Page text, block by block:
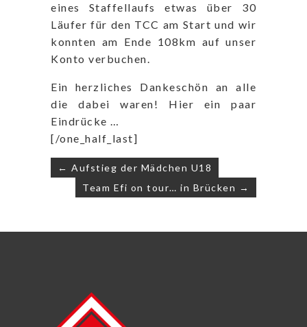
eines Staffellaufs etwas über 30
Läufer für den TCC am Start und wir
konnten am Ende 108km auf unser
Konto verbuchen.
Ein herzliches Dankeschön an alle
die dabei waren! Hier ein paar
Eindrücke …
[/one_half_last]
Beitragsnavigation
← Aufstieg der Mädchen U18
Team Efi on tour… in Brücken →